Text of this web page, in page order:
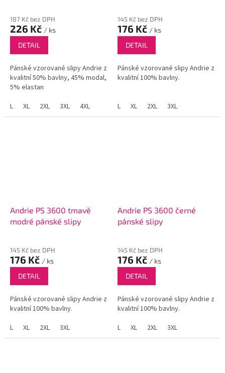
187 Kč bez DPH
226 Kč / ks
DETAIL
Pánské vzorované slipy Andrie z
kvalitní 50% bavlny, 45% modal,
5% elastan
L
XL 2XL 3XL 4XL
145 Kč bez DPH
176 Kč / ks
DETAIL
Pánské vzorované slipy Andrie z
kvalitní 100% bavlny.
L XL 2XL 3XL
Andrie PS 3600 tmavě
modré pánské slipy
145 Kč bez DPH
176 Kč / ks
DETAIL
Pánské vzorované slipy Andrie z
kvalitní 100% bavlny.
L
XL 2XL 3XL
Andrie PS 3600 černé
pánské slipy
145 Kč bez DPH
176 Kč / ks
DETAIL
Pánské vzorované slipy Andrie z
kvalitní 100% bavlny.
L
XL 2XL 3XL